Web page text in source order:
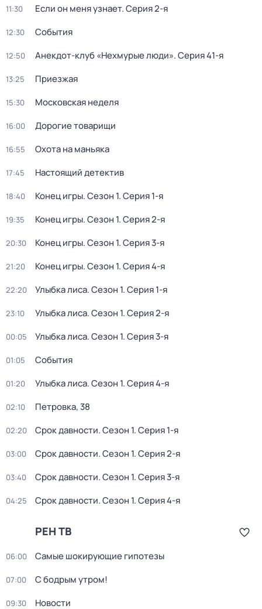
11:30 Если он меня узнает. Серия 2-я
12:30 События
12:50 Анекдот-клуб «Нехмурые люди». Серия 41-я
13:25 Приезжая
15:30 Московская неделя
16:00 Дорогие товарищи
16:55 Охота на маньяка
17:45 Настоящий детектив
18:40 Конец игры. Сезон 1. Серия 1-я
19:35 Конец игры. Сезон 1. Серия 2-я
20:30 Конец игры. Сезон 1. Серия 3-я
21:20 Конец игры. Сезон 1. Серия 4-я
22:20 Улыбка лиса. Сезон 1. Серия 1-я
23:10 Улыбка лиса. Сезон 1. Серия 2-я
00:05 Улыбка лиса. Сезон 1. Серия 3-я
01:05 События
01:20 Улыбка лиса. Сезон 1. Серия 4-я
02:10 Петровка, 38
02:20 Срок давности. Сезон 1. Серия 1-я
03:00 Срок давности. Сезон 1. Серия 2-я
03:40 Срок давности. Сезон 1. Серия 3-я
04:25 Срок давности. Сезон 1. Серия 4-я
РЕН ТВ
06:00 Самые шoкиpующие гипотезы
07:00 С бодрым утром!
09:30 Новости